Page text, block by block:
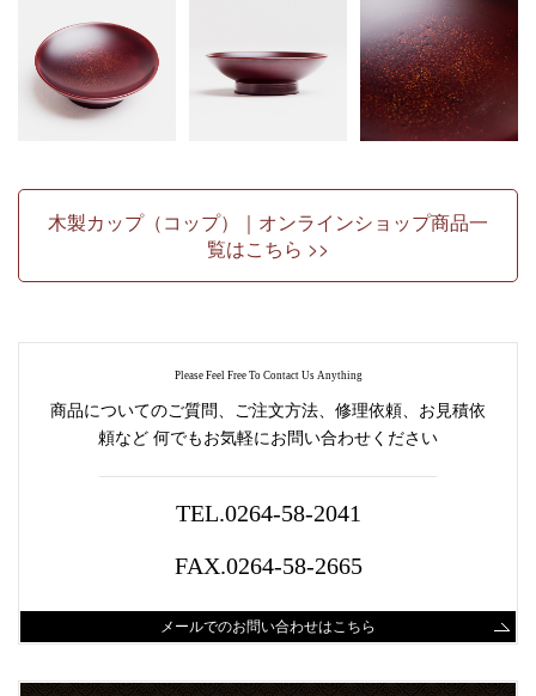
木製カップ（コップ）｜オンラインショップ商品一
覧はこちら >>
Please Feel Free To Contact Us Anything
商品についてのご質問、ご注文方法、修理依頼、お見積依
頼など 何でもお気軽にお問い合わせください
TEL.0264-58-2041
FAX.0264-58-2665
メールでのお問い合わせはこちら